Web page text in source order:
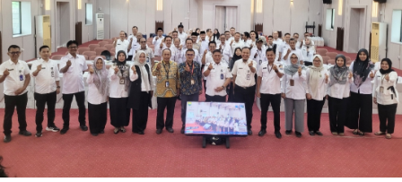
POLITIK
HUKUM
KRIMINAL
ENTREPRENEURSHIP